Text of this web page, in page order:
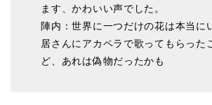
ます、かわいい声でした。
陣内：世界に一つだけの花は本当に
居さんにアカペラで歌ってもらった
ど、あれは偽物だったかも